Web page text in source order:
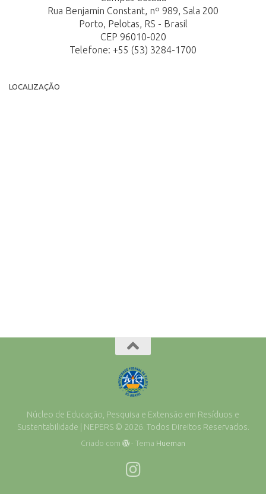
Rua Benjamin Constant, nº 989, Sala 200
Porto, Pelotas, RS - Brasil
CEP 96010-020
Telefone: +55 (53) 3284-1700
LOCALIZAÇÃO
Núcleo de Educação, Pesquisa e Extensão em Resíduos e
Sustentabilidade | NEPERS © 2026. Todos Direitos Reservados.
Criado com - Tema Hueman